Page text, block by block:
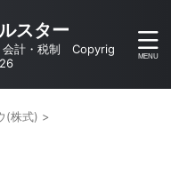
スター
会計・税制 Copyrig
(株式) >